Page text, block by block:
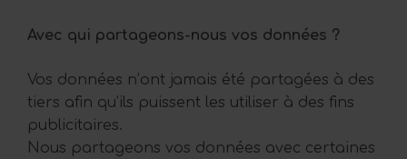
Avec qui partageons-nous vos données ?
Vos données n’ont jamais été partagées à des
tiers afin qu’ils puissent les utiliser à des fins
publicitaires.
Nous partageons vos données avec certaines